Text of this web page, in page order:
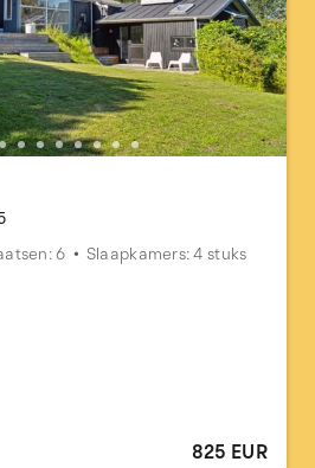
6 Slaapkamers: 4 stuks
825 EUR